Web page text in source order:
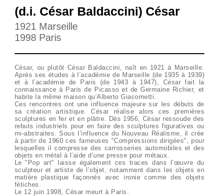
(d.i. César Baldaccini) César
1921 Marseille
1998 Paris
César, ou plutôt César Baldaccini, naît en 1921 à Marseille.
Après ses études à l’académie de Marseille (de 1935 à 1939)
et à l’académie de Paris (de 1943 à 1947), César fait la
connaissance à Paris de Picasso et de Germaine Richier, et
habite la même maison qu’Alberto Giacometti.
Ces rencontres ont une influence majeure sur les débuts de
sa création artistique. César réalise alors ces premières
sculptures en fer et en plâtre. Dès 1956, César ressoude des
rebuts industriels pour en faire des sculptures figuratives ou
mi-abstraites. Sous l’influence du Nouveau Réalisme, il crée
à partir de 1960 ces fameuses "Compressions dirigées", pour
lesquelles il compresse des carrosseries automobiles et des
objets en métal à l’aide d’une presse pour métaux.
Le "Pop art" laisse également ces traces dans l’œuvre du
sculpteur et artiste de l’objet, notamment dans les objets en
matière plastique façonnés avec ironie comme des objets
fétiches.
Le 12 juin 1998, César meurt à Paris.